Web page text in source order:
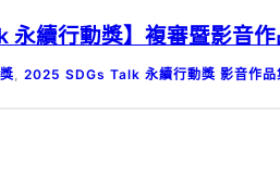
永續行動獎】複審暨影音
, 2025 SDGs Talk 永續行動獎 影音作品